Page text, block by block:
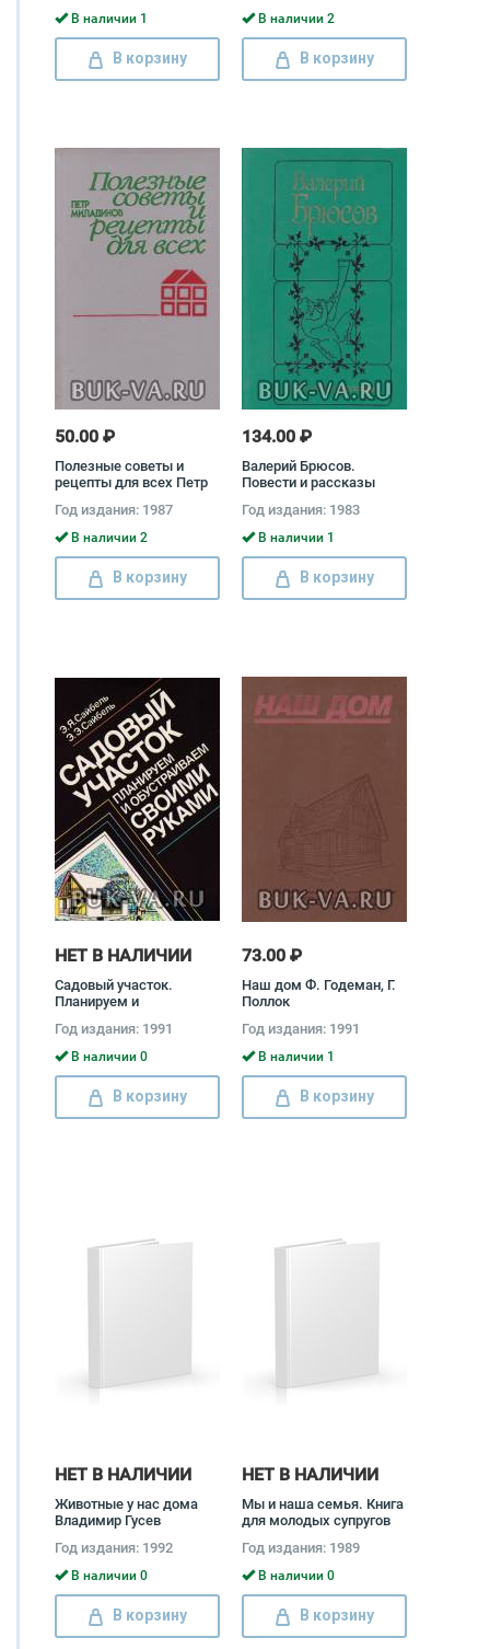
В наличии 1
В корзину
В наличии 2
В корзину
50.00 ₽
Полезные советы и
рецепты для всех Петр
Год издания: 1987
В наличии 2
В корзину
134.00 ₽
Валерий Брюсов.
Повести и рассказы
Год издания: 1983
В наличии 1
В корзину
НЕТ В НАЛИЧИИ
Садовый участок.
Планируем и
руками Эдуард Сайбель
Год издания: 1991
В наличии 0
В корзину
73.00 ₽
Наш дом Ф. Годеман, Г.
Поллок
Год издания: 1991
В наличии 1
В корзину
НЕТ В НАЛИЧИИ
Животные у нас дома
Владимир Гусев
Год издания: 1992
В наличии 0
В корзину
НЕТ В НАЛИЧИИ
Мы и наша семья. Книга
для молодых супругов
Год издания: 1989
В наличии 0
В корзину